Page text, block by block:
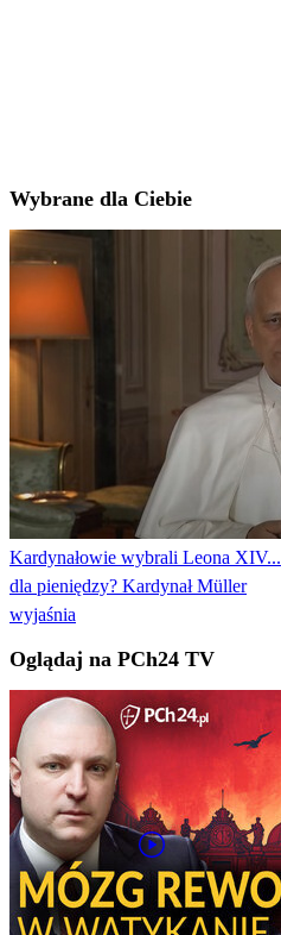
Wybrane dla Ciebie
Kardynałowie wybrali Leona XIV...
dla pieniędzy? Kardynał Müller
wyjaśnia
Oglądaj na PCh24 TV